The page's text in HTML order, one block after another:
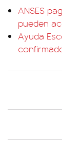
ANSES
pueden
Ayuda